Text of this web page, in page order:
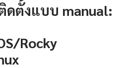
ดตั้งแบบ manual:
Rocky